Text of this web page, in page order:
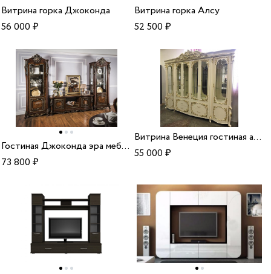
Витрина горка Джоконда
56 000₽
Витрина горка Алсу
52 500₽
Гостиная Джоконда эра мебель
73 800₽
Витрина Венеция гостиная арида
55 000₽